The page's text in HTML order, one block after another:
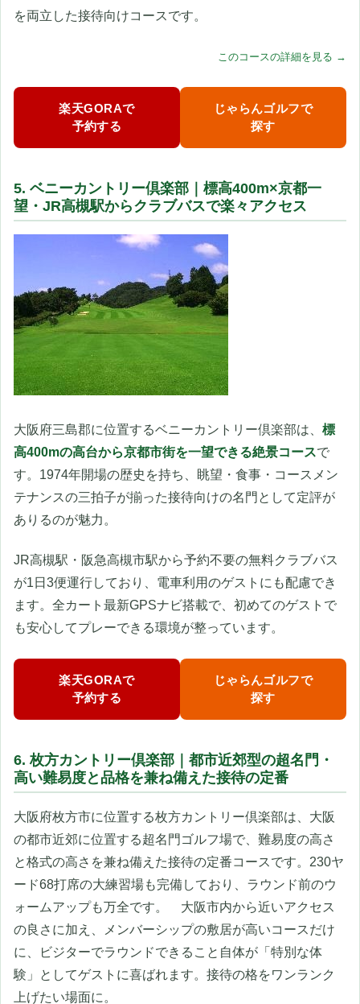
を両立した接待向けコースです。
このコースの詳細を見る →
楽天GORAで
予約する
じゃらんゴルフで
探す
5. ベニーカントリー倶楽部｜標高400m×京都一
望・JR高槻駅からクラブバスで楽々アクセス
大阪府三島郡に位置するベニーカントリー倶楽部は、 標
高400mの高台から京都市街を一望できる絶景コースで
す。1974年開場の歴史を持ち、眺望・食事・コースメン
テナンスの三拍子が揃った接待向けの名門として定評が
ありるのが魅力。
JR高槻駅・阪急高槻市駅から予約不要の無料クラブバス
が1日3便運行しており、電車利用のゲストにも配慮でき
ます。全カート最新GPSナビ搭載で、初めてのゲストで
も安心してプレーできる環境が整っています。
楽天GORAで
予約する
じゃらんゴルフで
探す
6. 枚方カントリー倶楽部｜都市近郊型の超名門・
高い難易度と品格を兼ね備えた接待の定番
大阪府枚方市に位置する枚方カントリー倶楽部は、大阪
の都市近郊に位置する超名門ゴルフ場で、難易度の高さ
と格式の高さを兼ね備えた接待の定番コースです。230ヤ
ード68打席の大練習場も完備しており、ラウンド前のウ
ォームアップも万全です。 大阪市内から近いアクセス
の良さに加え、メンバーシップの敷居が高いコースだけ
に、ビジターでラウンドできること自体が「特別な体
験」としてゲストに喜ばれます。接待の格をワンランク
上げたい場面に。